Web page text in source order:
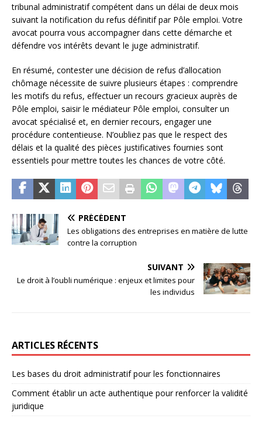
tribunal administratif compétent dans un délai de deux mois
suivant la notification du refus définitif par Pôle emploi. Votre
avocat pourra vous accompagner dans cette démarche et
défendre vos intérêts devant le juge administratif.
En résumé, contester une décision de refus d’allocation
chômage nécessite de suivre plusieurs étapes : comprendre
les motifs du refus, effectuer un recours gracieux auprès de
Pôle emploi, saisir le médiateur Pôle emploi, consulter un
avocat spécialisé et, en dernier recours, engager une
procédure contentieuse. N’oubliez pas que le respect des
délais et la qualité des pièces justificatives fournies sont
essentiels pour mettre toutes les chances de votre côté.
PRÉCÉDENT
Les obligations des entreprises en matière de lutte
contre la corruption
SUIVANT
Le droit à l’oubli numérique : enjeux et limites pour
les individus
ARTICLES RÉCENTS
Les bases du droit administratif pour les fonctionnaires
Comment établir un acte authentique pour renforcer la validité
juridique